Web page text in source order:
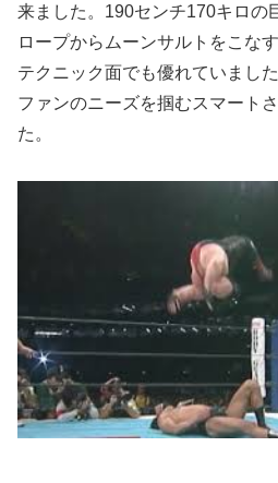
来ました。190センチ170キロの
ロープからムーンサルトをこな
テクニック面でも優れていまし
ファンのニーズを掴むスマート
た。